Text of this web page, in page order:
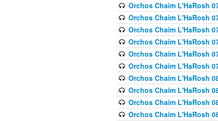
Orchos Chaim L'HaRosh
Orchos Chaim L'HaRosh
Orchos Chaim L'HaRosh
Orchos Chaim L'HaRosh
Orchos Chaim L'HaRosh
Orchos Chaim L'HaRosh
Orchos Chaim L'HaRosh
Orchos Chaim L'HaRosh
Orchos Chaim L'HaRosh
Orchos Chaim L'HaRosh